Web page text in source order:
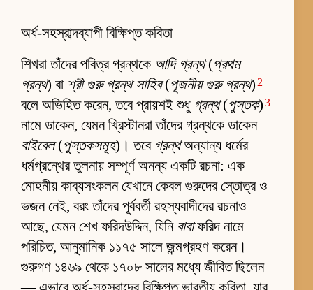
অর্ধ-সহস্রাব্দব্যাপী বিক্ষিপ্ত কবিতা
শিখরা তাঁদের পবিত্র গ্রন্থকে আদি গ্রন্থ(প্রথম
গ্রন্থ) বা শ্রী গুরু গ্রন্থ সাহিব(পূজনীয় গুরু গ্রন্থ) 2
বলে অভিহিত করেন, তবে প্রায়শই শুধু গ্রন্থ(পুস্তক)3
নামে ডাকেন, যেমন খ্রিস্টানরা তাঁদের গ্রন্থকে ডাকেন
বাইবেল(পুস্তকসমূহ)। তবে গ্রন্থঅন্যান্য ধর্মের
ধর্মগ্রন্থের তুলনায় সম্পূর্ণ অনন্য একটি রচনা: এক
মোহনীয় কাব্যসংকলন যেখানে কেবল গুরুদের স্তোত্র ও
ভজন নেই, বরং তাঁদের পূর্ববর্তী রহস্যবাদীদের রচনাও
আছে, যেমন শেখ ফরিদউদ্দিন, যিনি বাবাফরিদ নামে
পরিচিত, আনুমানিক ১১৭৫ সালে জন্মগ্রহণ করেন।
গুরুগণ ১৪৬৯ থেকে ১৭০৮ সালের মধ্যে জীবিত ছিলেন